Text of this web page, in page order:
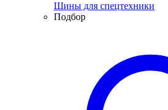
Шины для спецтехники
Подбор